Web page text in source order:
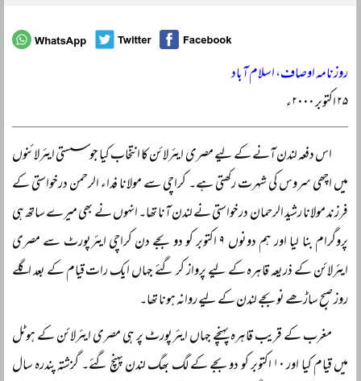
روزنامہ اوصاف، اسلام آباد
۲۵ اکتوبر ۲۰۰۰ء
اس دفعہ لندن آنے کے لیے مصری ایئرلائن کا انتخاب کیا جو سستی ایئرلائنوں
میں اچھی سروس کی شہرت رکھتی ہے۔ کراچی سے مولانا فداء الرحمن درخواستی کے
فرزند مولانا رشید الرحمان درخواستی نے لندن آنا تھا۔ انہوں نے بھی میرے ساتھ ہی
پروگرام بنا لیا اور ہم دونوں ۹ اکتوبر کو دو بجے دن کراچی ایئرپورٹ سے مصری
ایئرلائن کے ذریعہ قاہرہ کے لیے پرواز کر گئے جہاں ایک رات قیام کے بعد اگلے
روز صبح ساڑھے نو بجے لندن کے لیے روانہ ہونا تھا۔
مغرب کے قریب قاہرہ پہنچے جہاں ایئرپورٹ پر ہی مصری ایئرلائن کے ہوٹل
میں قیام کیا اور ۱۰ اکتوبر کو دو بجے کے لگ بھگ لندن پہنچ گئے۔ گزشتہ پندرہ سال